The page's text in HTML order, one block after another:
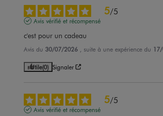
5/5
Avis vérifié et récompensé
c'est pour un cadeau
Avis du 30/07/2026 , suite à une expérience du
Utile(0) Signaler
5/5
Avis vérifié et récompensé